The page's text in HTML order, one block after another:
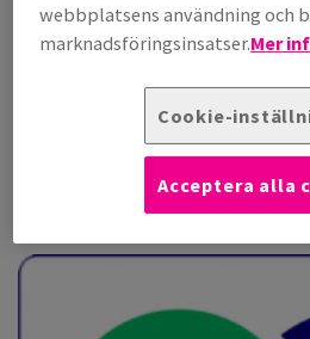
Vad är Cradle to Cradle®
märke som baseras på de 5
produkter som tillverkas för den
De fem viktigaste kravkategorierna
webbplatsens användning och
marknadsföringsinsatser.Mer
Cookie-
Acceptera alla